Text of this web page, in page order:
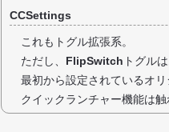
CCSettings
これもトグル拡張系。
ただし、 FlipSwitch トグル
最初から設定されているオ
クイックランチャー機能は触